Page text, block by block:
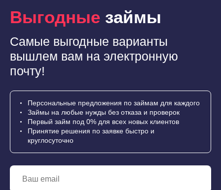
Выгодные займы
Самые выгодные варианты
вышлем вам на электронную
почту!
Персональные предложения по займам для каждого
Займы на любые нужды без отказа и проверок
Первый займ под 0% для всех новых клиентов
Принятие решения по заявке быстро и
круглосуточно